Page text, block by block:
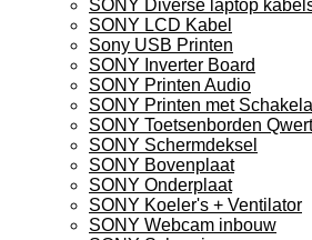
SONY Diverse laptop
SONY LCD Kabel
Sony USB Printen
SONY Inverter Board
SONY Printen Audio
SONY Printen met
SONY Toetsenborden
SONY Schermdeksel
SONY Bovenplaat
SONY Onderplaat
SONY Koeler's + Ventilator
SONY Webcam inbouw